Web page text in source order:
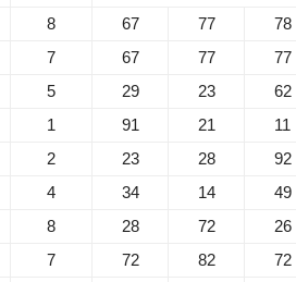
8 67 77
78
7 67 77 77
5 29 23
62
1 91 21 11
2 23 28
92
4 34 14 49
8 28 72
26
7 72 82 72